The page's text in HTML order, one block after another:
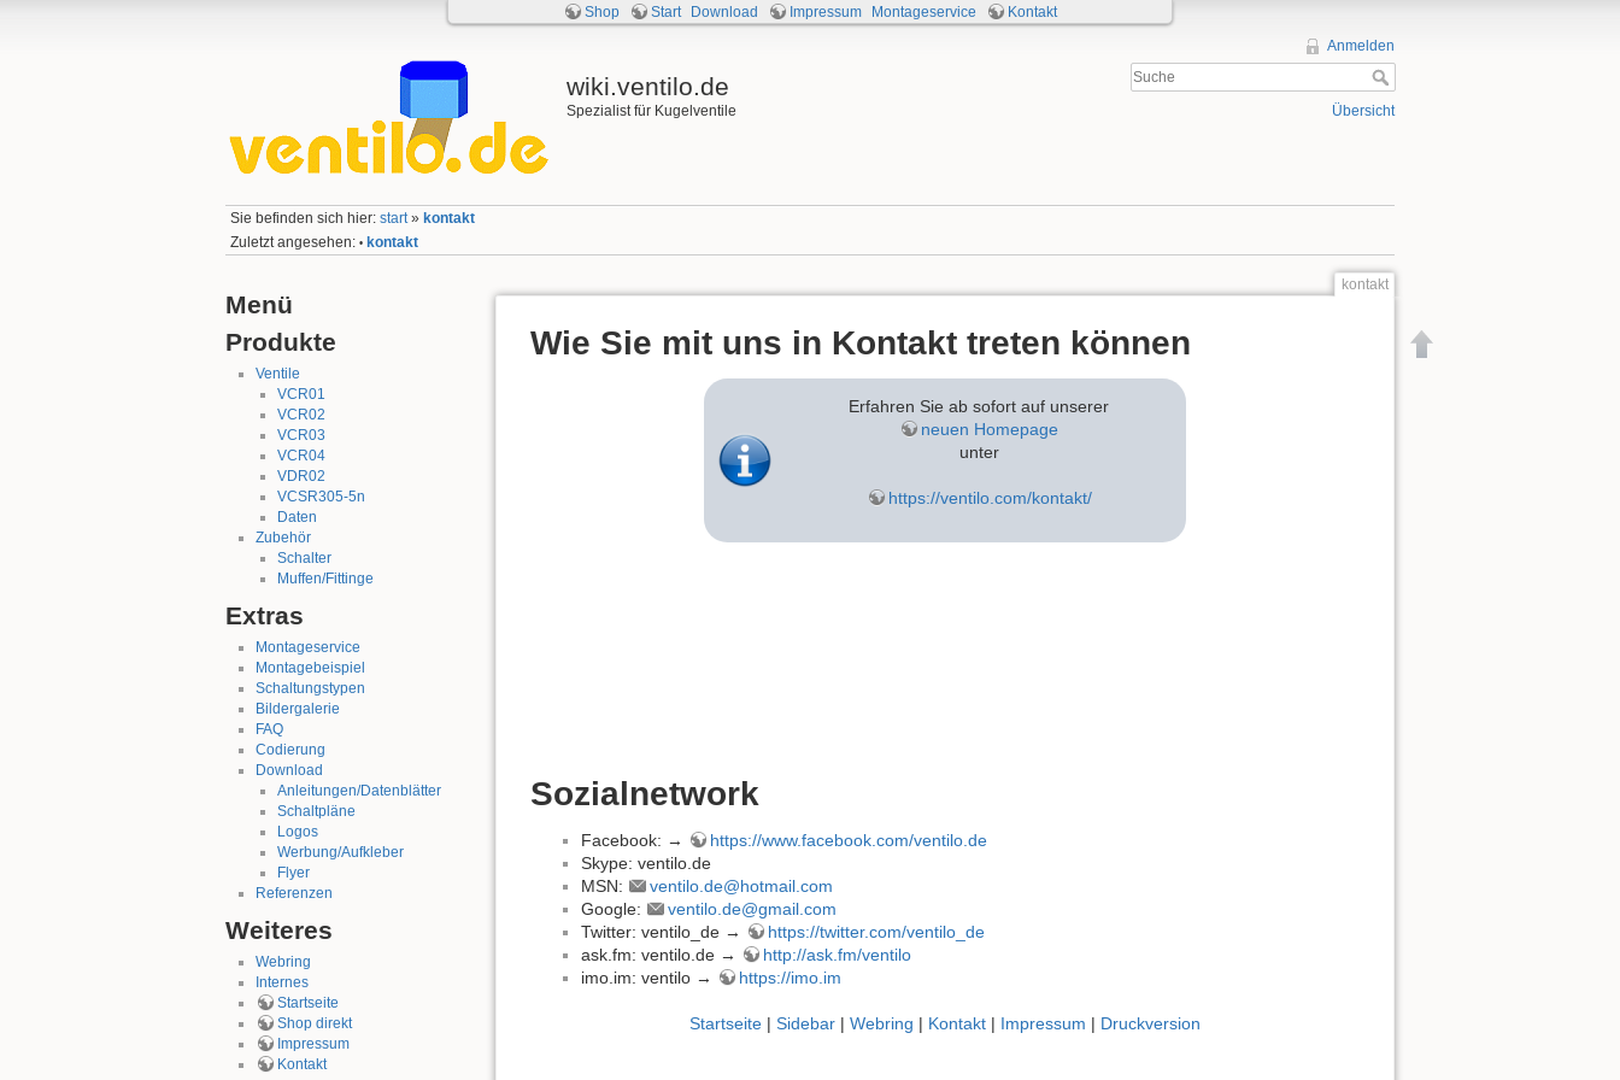
Shop Start Download Impressum Montageservice Kontakt
wiki.ventilo.de
Spezialist für Kugelventile
Anmelden
Übersicht
Sie befinden sich hier:start» kontakt
Zuletzt angesehen: • kontakt
Menü
Produkte
Ventile
VCR01
VCR02
VCR03
VCR04
VDR02
VCSR305-5n
Daten
Zubehör
Schalter
Muffen/Fittinge
Extras
Montageservice
Montagebeispiel
Schaltungstypen
Bildergalerie
FAQ
Codierung
Download
Anleitungen/Datenblätter
Schaltpläne
Logos
Werbung/Aufkleber
Flyer
Referenzen
Weiteres
Webring
Internes
Startseite
Shop direkt
Impressum
Kontakt
kontakt
Wie Sie mit uns in Kontakt treten können
Erfahren Sie ab sofort auf unserer
neuen Homepage
unter
https://ventilo.com/kontakt/
Sozialnetwork
Facebook: →
https://www.facebook.com/ventilo.de
Skype: ventilo.de
MSN:
ventilo.de@hotmail.com
Google:
ventilo.de@gmail.com
Twitter: ventilo_de →
https://twitter.com/ventilo_de
ask.fm: ventilo.de →
http://ask.fm/ventilo
imo.im: ventilo →
https://imo.im
Startseite | Sidebar | Webring | Kontakt | Impressum | Druckversion